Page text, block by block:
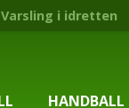
Varsling i idretten
HANDBALL